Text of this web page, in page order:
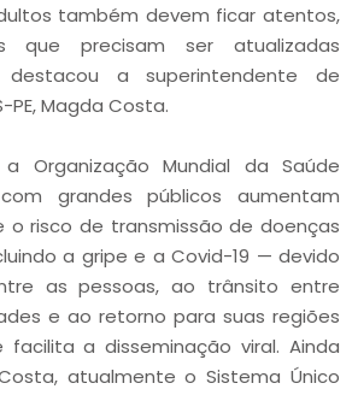
também devem ficar atentos,
que precisam ser atualizadas
destacou a superintendente de
PE, Magda Costa.
Organização Mundial da Saúde
grandes públicos aumentam
o risco de transmissão de doenças
a gripe e a Covid-19 — devido
as pessoas, ao trânsito entre
e ao retorno para suas regiões
a disseminação viral. Ainda
atualmente o Sistema Único